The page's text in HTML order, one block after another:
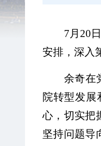
7月20
安排 ， 深入
余奇在
院转型发展
心，切实把
坚持问题导